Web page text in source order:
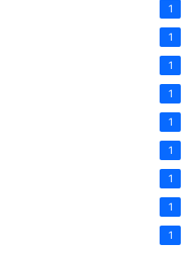
1
1
1
1
1
1
1
1
1